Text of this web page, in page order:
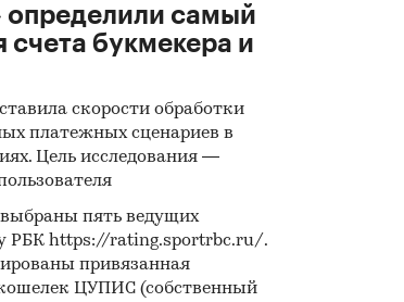
определили самый
букмекера и
скорости обработки
платежных сценариев в
Цель исследования —
выбраны пять ведущих
РБК https://rating.sportrbc.ru/.
привязанная
ЦУПИС (собственный